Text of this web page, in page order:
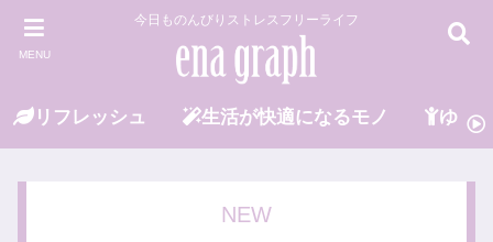
MENU
今日ものんびりストレスフリーライフ
リフレッシュ 生活が快適になるモノ ゆる
NEW